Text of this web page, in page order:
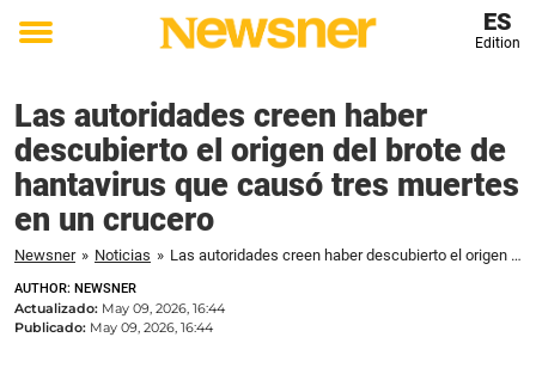
Toggle
ES
Edition
Las autoridades creen haber
descubierto el origen del brote de
hantavirus que causó tres muertes
en un crucero
Newsner » Noticias » Las autoridades creen haber descubierto el origen del brote de hantavirus que causó tres muertes en un crucero
AUTHOR: NEWSNER
Actualizado: May 09, 2026, 16:44
Publicado: May 09, 2026, 16:44